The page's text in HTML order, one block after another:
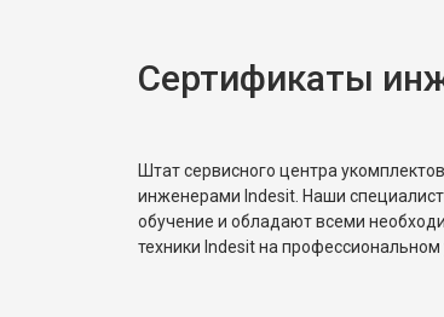
Сертификаты
Штат сервисного центра
инженерами Indesit. Наши
обучение и обладают всеми
техники Indesit на профессиональном